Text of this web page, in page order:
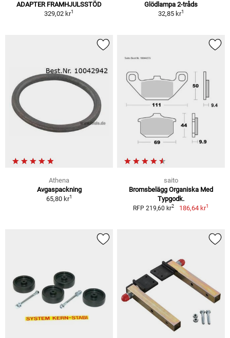
ADAPTER FRAMHJULSSTÖD
329,02 kr1
Glödlampa 2-tråds
32,85 kr1
Athena
Avgaspackning
65,80 kr1
saito
Bromsbelägg Organiska Med
Typgodk.
RFP 219,60 kr2 186,64 kr1